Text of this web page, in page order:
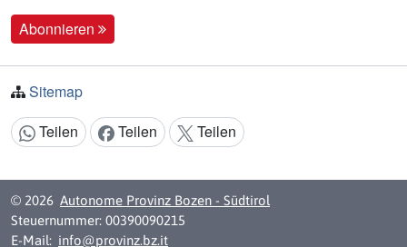
Abonnieren
Sitemap
Inhalt teilen:
Teilen Teilen Teilen
© 2026 Autonome Provinz Bozen - Südtirol
Steuernummer: 00390090215
E-Mail: info@provinz.bz.it